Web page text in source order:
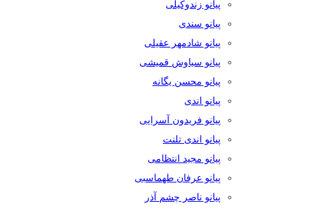
پیانو زندوکیلی
پیانو سندی
پیانو شادمهر عقیلی
پیانو سیاوش قمیشی
پیانو محسن یگانه
پیانو اندی
پیانو فریدون آسرایی
پیانو اندی تلنت
پیانو مجید انتظامی
پیانو عرفان طهماسبی
پیانو ناصر چشم آذر